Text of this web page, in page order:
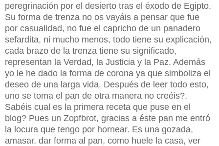
peregrinación por el desierto tras el éxodo de Egipto.
Su forma de trenza no os vayáis a pensar que fue
por casualidad, no fue el capricho de un panadero
sefardita, ni mucho menos, todo tiene su explicación,
cada brazo de la trenza tiene su significado,
representan la Verdad, la Justicia y la Paz. Además
yo le he dado la forma de corona ya que simboliza el
deseo de una larga vida. Después de leer todo esto,
uno se toma el pan de otra manera no creéis?.
Sabéis cual es la primera receta que puse en el
blog? Pues un Zopfbrot, gracias a éste pan me entró
la locura que tengo por hornear. Es una gozada,
amasar, dar forma al pan, como huele la casa, ver